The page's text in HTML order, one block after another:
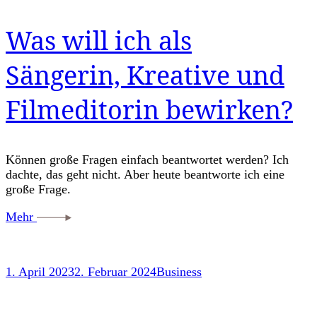
Was will ich als
Sängerin, Kreative und
Filmeditorin bewirken?
Können große Fragen einfach beantwortet werden? Ich
dachte, das geht nicht. Aber heute beantworte ich eine
große Frage.
Mehr
1. April 20232. Februar 2024Business